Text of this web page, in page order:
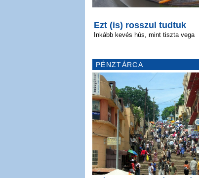
Ezt (is) rosszul tudtuk
Inkább kevés hús, mint tiszta vega
PÉNZTÁRCA